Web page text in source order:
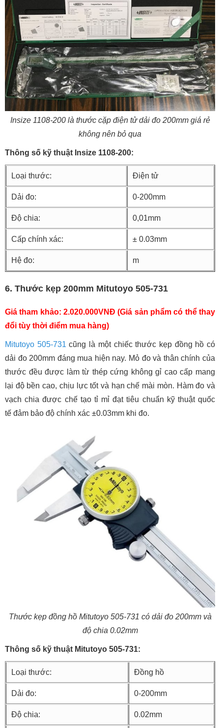
Insize 1108-200 là thước cặp điện tử dải đo 200mm giá rẻ
không nên bỏ qua
Thông số kỹ thuật Insize 1108-200:
Loại thước: Điện tử
Dải đo: 0-200mm
Độ chia: 0,01mm
Cấp chính xác: ± 0.03mm
Hệ đo: m
6. Thước kẹp 200mm Mitutoyo 505-731
Giá tham khảo: 2.020.000VNĐ (Giá sản phẩm có thể thay
đổi tùy thời điểm mua hàng)
Mitutoyo 505-731 cũng là một chiếc thước kẹp đồng hồ có
dải đo 200mm đáng mua hiện nay. Mỏ đo và thân chính của
thước đều được làm từ thép cứng không gỉ cao cấp mang
lại độ bền cao, chịu lực tốt và hạn chế mài mòn. Hàm đo và
vạch chia được chế tạo tỉ mỉ đạt tiêu chuẩn kỹ thuật quốc
tế đảm bảo độ chính xác ±0.03mm khi đo.
Thước kẹp đồng hồ Mitutoyo 505-731 có dải đo 200mm và
độ chia 0.02mm
Thông số kỹ thuật Mitutoyo 505-731:
Loại thước: Đồng hồ
Dải đo: 0-200mm
Độ chia: 0.02mm